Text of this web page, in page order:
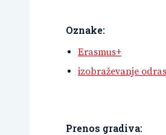
Oznake:
Erasmus+
izobraževanje
Prenos gradiva: